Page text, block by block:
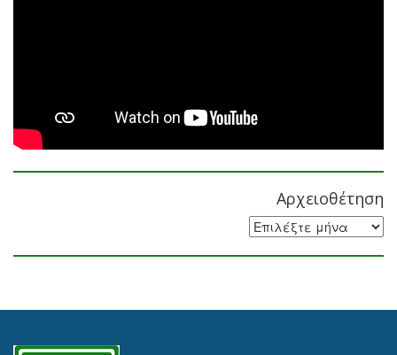
Αρχειοθέτηση
Αρχειοθέτηση